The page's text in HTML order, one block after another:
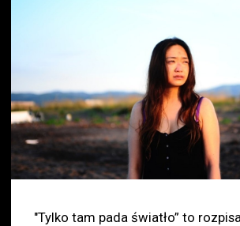
"Tylko tam pada światło” to